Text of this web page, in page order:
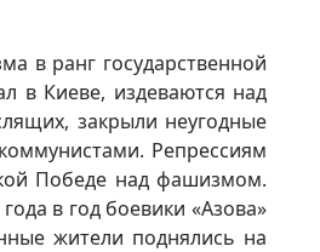
в ранг государственной
в Киеве, издеваются над
закрыли неугодные
Репрессиям
Победе над фашизмом.
в год боевики «Азова»
жители поднялись на